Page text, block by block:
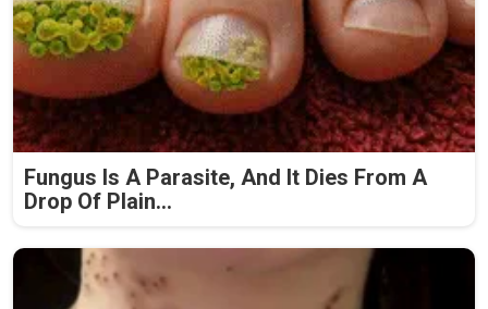
Fungus Is A Parasite, And It Dies From A
Drop Of Plain...